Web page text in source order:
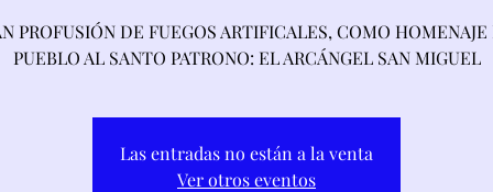
PROFUSIÓN DE FUEGOS ARTIFICALES, COMO
PUEBLO AL SANTO PATRONO: EL ARCÁNGEL SAN MIGUEL
Las entradas no están a la venta
Ver otros eventos